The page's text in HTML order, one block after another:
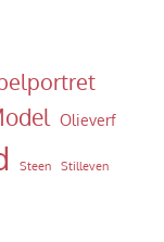
Olieverf
Steen Stilleven